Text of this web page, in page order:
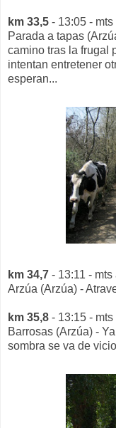
km 33,5 - 13:05 -
Parada a tapas
camino tras la frugal
intentan entretener
esperan...
km 34,7 - 13:11 -
Arzúa (Arzúa) -
km 35,8 - 13:15 -
Barrosas (Arzúa) -
sombra se va de